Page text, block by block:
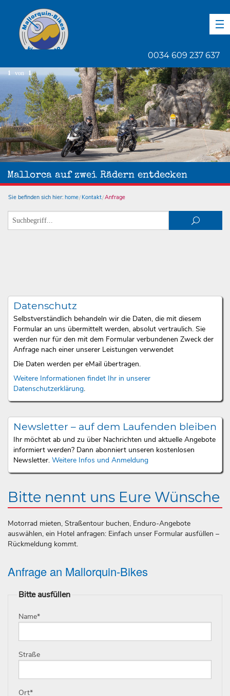
0034 609 237 637
Mallorca auf zwei Rädern entdecken
1 von 1
Sie befinden sich hier: home Kontakt Anfrage
Datenschutz
Selbstverständlich behandeln wir die Daten, die mit diesem
Formular an uns übermittelt werden, absolut vertraulich. Sie
werden nur für den mit dem Formular verbundenen Zweck der
Anfrage nach einer unserer Leistungen verwendet
Die Daten werden per eMail übertragen.
Weitere Informationen findet Ihr in unserer
Datenschutzerklärung.
Newsletter – auf dem Laufenden bleiben
Ihr möchtet ab und zu über Nachrichten und aktuelle Angebote
informiert werden? Dann abonniert unseren kostenlosen
Newsletter. Weitere Infos und Anmeldung
Bitte nennt uns Eure Wünsche
Motorrad mieten, Straßentour buchen, Enduro-Angebote
auswählen, ein Hotel anfragen: Einfach unser Formular ausfüllen –
Rückmeldung kommt.
Anfrage an Mallorquin-Bikes
Bitte ausfüllen
Name*
Straße
Ort*